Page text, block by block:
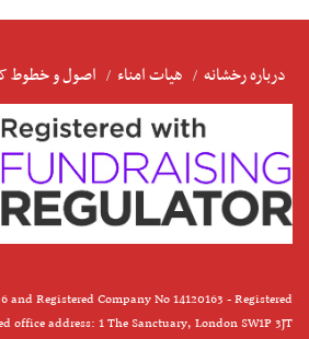
درباره رخشانه هیات امناء اصول و خطوط
and Registered Company No 14120163 - Registered
office address: 1 The Sanctuary, London SW1P 3JT